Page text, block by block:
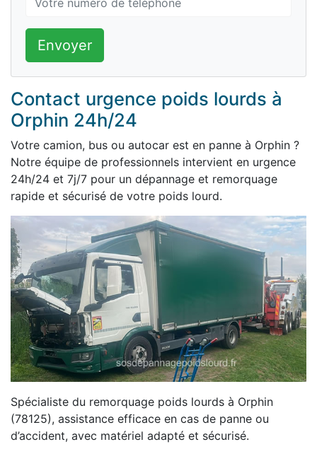
Envoyer
Contact urgence poids lourds à
Orphin 24h/24
Votre camion, bus ou autocar est en panne à Orphin ?
Notre équipe de professionnels intervient en urgence
24h/24 et 7j/7 pour un dépannage et remorquage
rapide et sécurisé de votre poids lourd.
Spécialiste du remorquage poids lourds à Orphin
(78125), assistance efficace en cas de panne ou
d’accident, avec matériel adapté et sécurisé.